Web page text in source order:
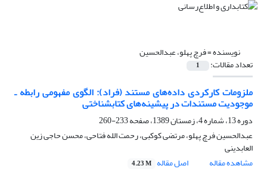
نویسنده =فرچ پهلو، عبدالحسین
تعداد مقالات: 1
ملزومات کارکردی داده‌های مستند (فراد): الگوی مفهومی رابطه ـ
موجودیت مستندات در پیشینه‌های کتابشناختی
دوره 13، شماره 4، زمستان 1389، صفحه
233-260
عبدالحسین فرچ پهلو، مرتضی کوکبی، رحمت الله فتاحی، محسن حاجی زین
العابدینی
مشاهده مقاله
اصل مقاله 4.23 M